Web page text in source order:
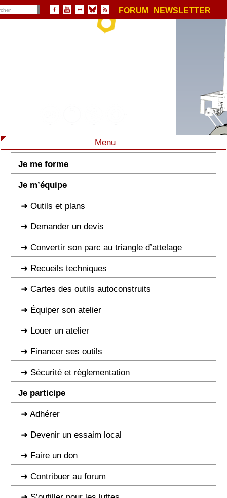
FORUM NEWSLETTER
Menu
Je me forme
Je m’équipe
Outils et plans
Demander un devis
Convertir son parc au triangle d’attelage
Recueils techniques
Cartes des outils autoconstruits
Équiper son atelier
Louer un atelier
Financer ses outils
Sécurité et règlementation
Je participe
Adhérer
Devenir un essaim local
Faire un don
Contribuer au forum